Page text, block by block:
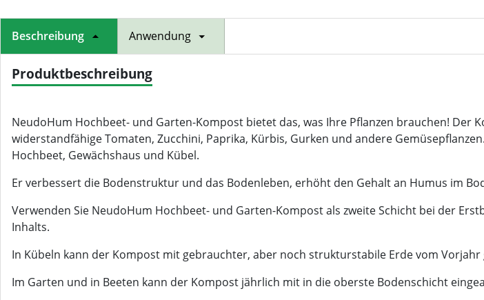
Beschreibung
Produktbeschreibung
NeudoHum Hochbeet- und Garten-Kompost bietet das, was Ihre Pflanzen brauchen!
widerstandfähige Tomaten, Zucchini, Paprika, Kürbis, Gurken und andere
Hochbeet, Gewächshaus und Kübel.
Er verbessert die Bodenstruktur und das Bodenleben, erhöht den Gehalt an Humus im
Verwenden Sie NeudoHum Hochbeet- und Garten-Kompost als zweite Schicht bei der
Inhalts.
In Kübeln kann der Kompost mit gebrauchter, aber noch strukturstabile Erde vom Vorjahr
Im Garten und in Beeten kann der Kompost jährlich mit in die oberste Bodenschicht
Anwendung